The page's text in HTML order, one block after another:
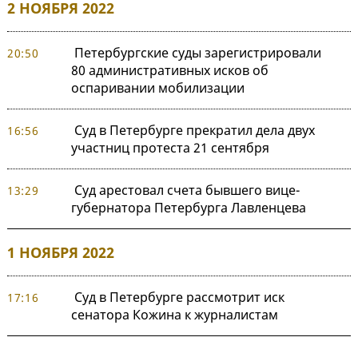
2 НОЯБРЯ 2022
20:50
Петербургские суды зарегистрировали
80 административных исков об
оспаривании мобилизации
16:56
Суд в Петербурге прекратил дела двух
участниц протеста 21 сентября
13:29
Суд арестовал счета бывшего вице-
губернатора Петербурга Лавленцева
1 НОЯБРЯ 2022
17:16
Суд в Петербурге рассмотрит иск
сенатора Кожина к журналистам